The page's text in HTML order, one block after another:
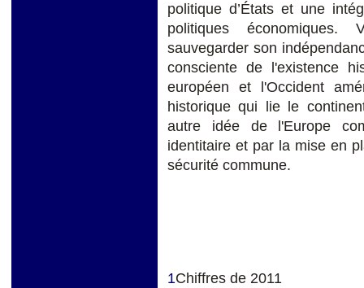
politique d’États et une
politiques
sauvegarder son
consciente de l'existence
européen et l'Occident
historique qui lie le
autre idée de l'Europe
identitaire et par la mise en
sécurité commune.
1Chiffres de 2011